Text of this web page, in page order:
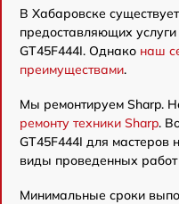
В Хабаровске
предоставляющих
GT45F444I. Однако наш
преимуществами.
Мы ремонтируем Sharp.
ремонту техники Sharp.
GT45F444I для мастеров
виды проведенных работ
Минимальные сроки